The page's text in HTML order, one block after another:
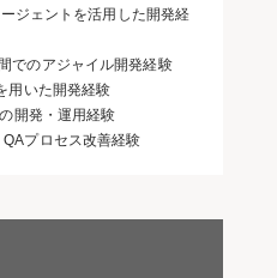
ジェントを活用した開発経
でのアジャイル開発経験
用いた開発経験
開発・運用経験
QAプロセス改善経験